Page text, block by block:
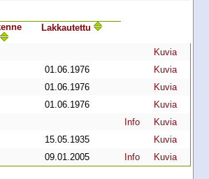
Lakkautettu
Kuvia
01.06.1976
Kuvia
01.06.1976
Kuvia
01.06.1976
Kuvia
Info
Kuvia
15.05.1935
Kuvia
09.01.2005 Info Kuvia